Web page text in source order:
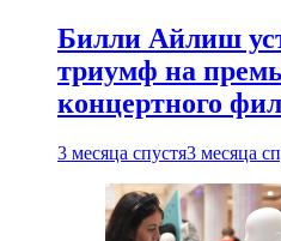
Билли Айлиш
триумф на
концертного
3 месяца спустя3 месяца